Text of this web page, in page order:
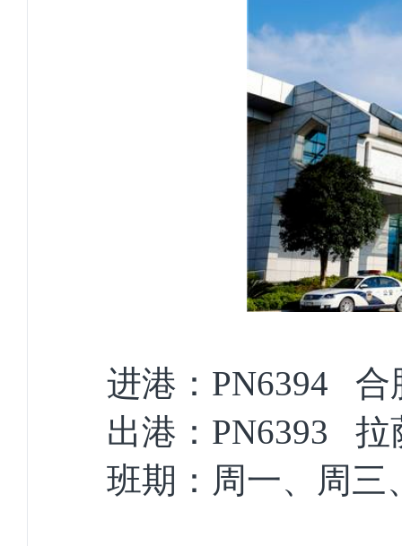
进港：PN6394
出港：PN6393
班期：周一、周三